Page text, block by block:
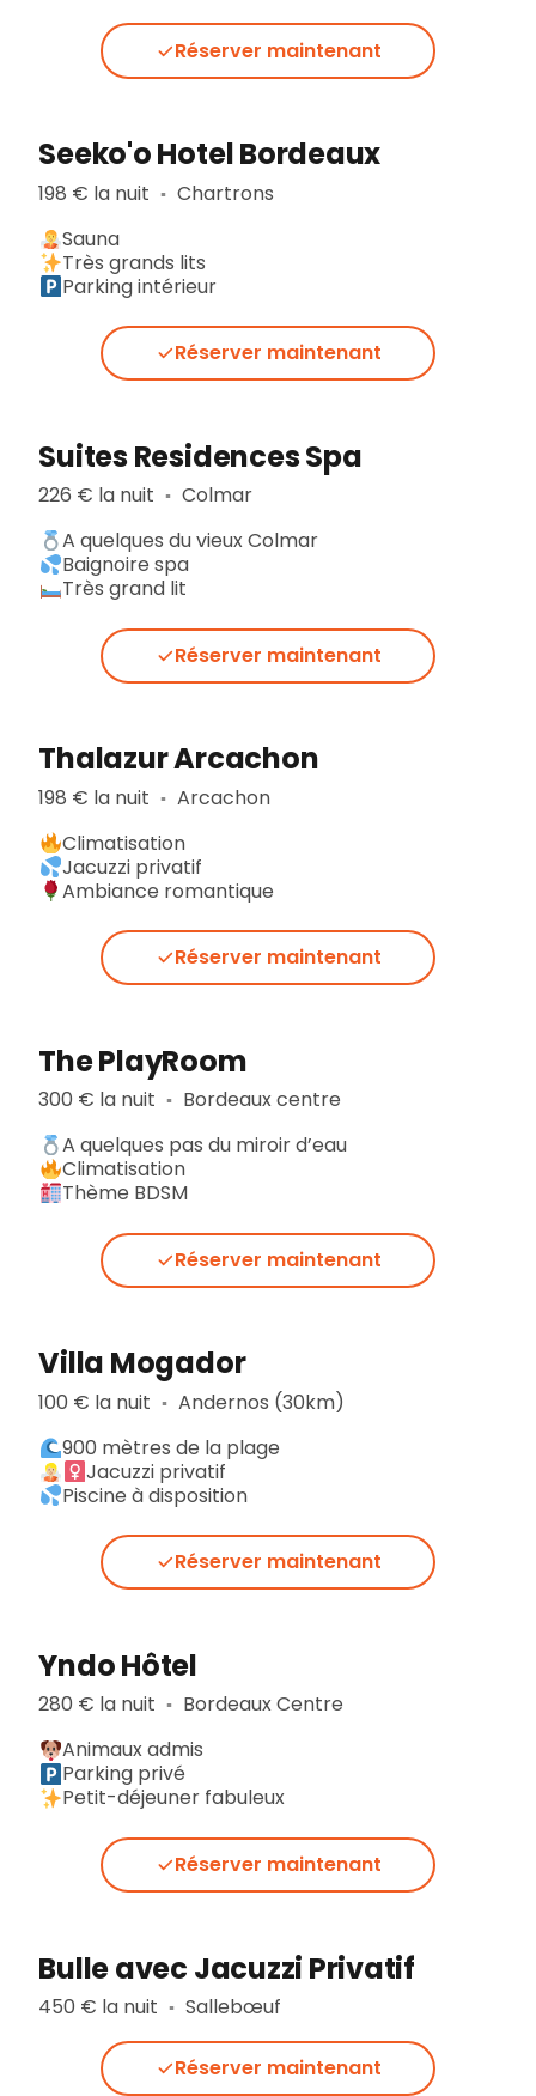
Réserver maintenant
Seeko'o Hotel Bordeaux
198 € la nuit ▪︎ Chartrons
Sauna
Très grands lits
Parking intérieur
Réserver maintenant
Suites Residences Spa
226 € la nuit ▪︎ Colmar
A quelques du vieux Colmar
Baignoire spa
Très grand lit
Réserver maintenant
Thalazur Arcachon
198 € la nuit ▪︎ Arcachon
Climatisation
Jacuzzi privatif
Ambiance romantique
Réserver maintenant
The PlayRoom
300 € la nuit ▪︎ Bordeaux centre
A quelques pas du miroir d’eau
Climatisation
Thème BDSM
Réserver maintenant
Villa Mogador
100 € la nuit ▪︎ Andernos (30km)
900 mètres de la plage
Jacuzzi privatif
Piscine à disposition
Réserver maintenant
Yndo Hôtel
280 € la nuit ▪︎ Bordeaux Centre
Animaux admis
Parking privé
Petit-déjeuner fabuleux
Réserver maintenant
Bulle avec Jacuzzi Privatif
450 € la nuit ▪︎ Sallebœuf
Réserver maintenant